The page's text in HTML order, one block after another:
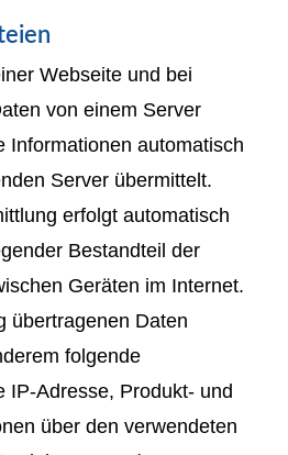
Webseite und bei
von einem Server
Informationen automatisch
Server übermittelt.
erfolgt automatisch
Bestandteil der
Geräten im Internet.
übertragenen Daten
folgende
IP-Adresse, Produkt- und
über den verwendeten